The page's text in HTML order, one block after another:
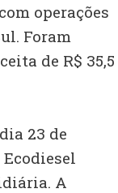
operações
Foram
de R$ 35,5
23 de
A